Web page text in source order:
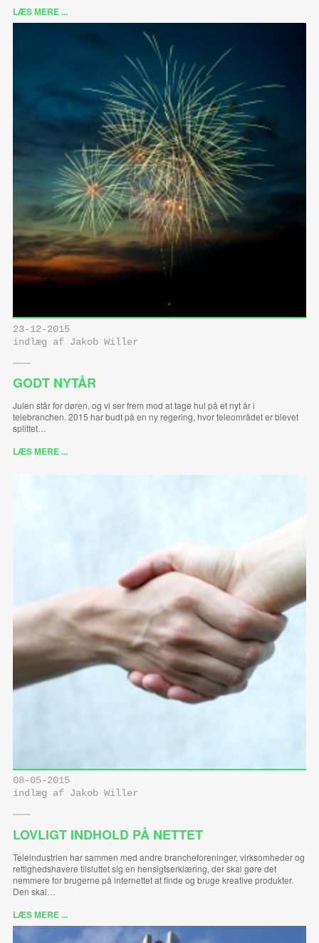
LÆS MERE ...
23-12-2015
indlæg af Jakob Willer
GODT NYTÅR
Julen står for døren, og vi ser frem mod at tage hul på et nyt år i
telebranchen. 2015 har budt på en ny regering, hvor teleområdet er blevet
splittet…
LÆS MERE ...
08-05-2015
indlæg af Jakob Willer
LOVLIGT INDHOLD PÅ NETTET
Teleindustrien har sammen med andre brancheforeninger, virksomheder og
rettighedshavere tilsluttet sig en hensigtserklæring, der skal gøre det
nemmere for brugerne på internettet at finde og bruge kreative produkter.
Den skal…
LÆS MERE ...